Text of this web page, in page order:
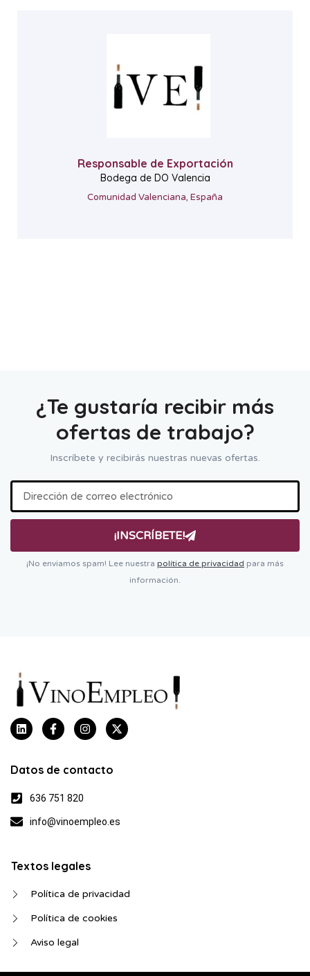
Responsable de Exportación
Bodega de DO Valencia
Comunidad Valenciana, España
¿Te gustaría recibir más
ofertas de trabajo?
Inscríbete y recibirás nuestras nuevas ofertas.
¡INSCRÍBETE!
¡No enviamos spam! Lee nuestra política de privacidad para más
información.
Datos de contacto
636 751 820
info@vinoempleo.es
Textos legales
Política de privacidad
Política de cookies
Aviso legal